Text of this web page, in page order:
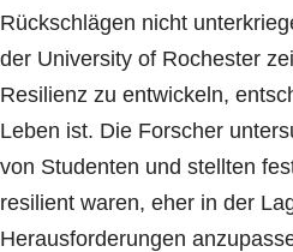
Rückschlägen nicht
der University of Rochester
Resilienz zu entwickeln,
Leben ist. Die Forscher
von Studenten und stellten
resilient waren, eher in der
Herausforderungen